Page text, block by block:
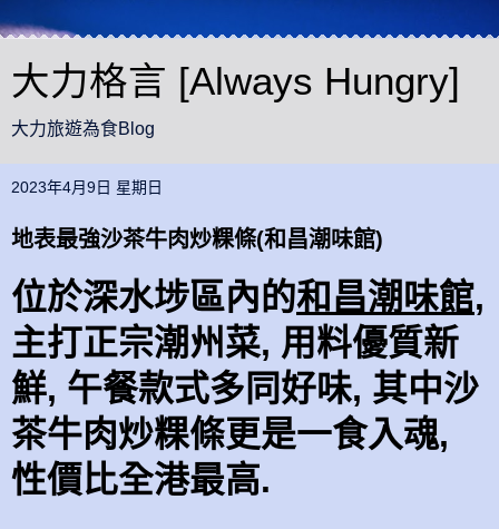
大力格言 [Always Hungry]
大力旅遊為食Blog
2023年4月9日 星期日
地表最強沙茶牛肉炒粿條(和昌潮味館)
位於深水埗區內的和昌潮味館,
主打正宗潮州菜, 用料優質新
鮮, 午餐款式多同好味, 其中沙
茶牛肉炒粿條更是一食入魂,
性價比全港最高.